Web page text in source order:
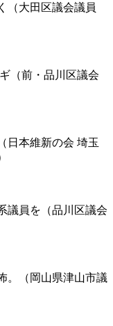
（大田区議会議員
（前・品川区議会
日本維新の会 埼玉
議員を（品川区議会
。（岡山県津山市議